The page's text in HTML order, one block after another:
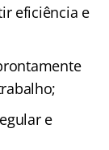
eficiência e
e